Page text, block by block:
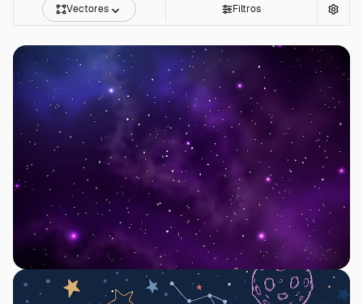
Vectores Filtros